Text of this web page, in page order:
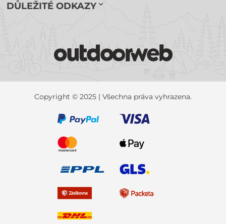
DŮLEŽITÉ ODKAZY
Copyright © 2025 | Všechna práva vyhrazena.